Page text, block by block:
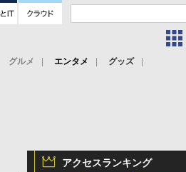
グルメ エンタメ
グッズ
アクセスランキング